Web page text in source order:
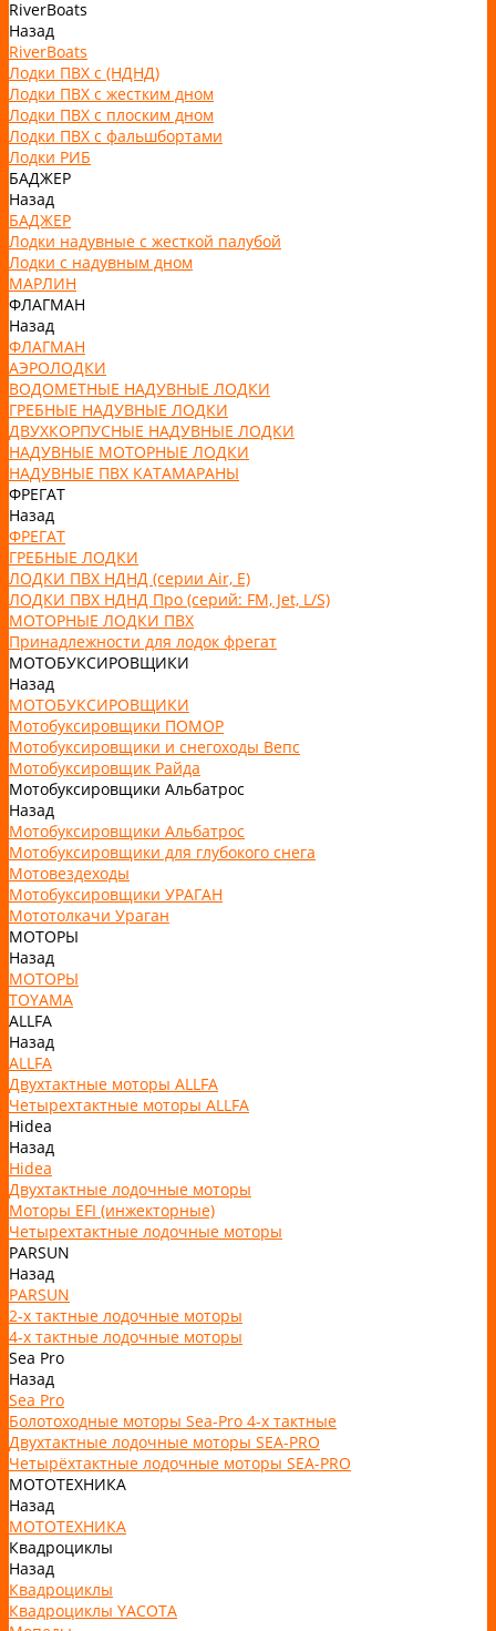
RiverBoats
Назад
RiverBoats
Лодки ПВХ с (НДНД)
Лодки ПВХ с жестким дном
Лодки ПВХ с плоским дном
Лодки ПВХ с фальшбортами
Лодки РИБ
БАДЖЕР
Назад
БАДЖЕР
Лодки надувные с жесткой палубой
Лодки с надувным дном
МАРЛИН
ФЛАГМАН
Назад
ФЛАГМАН
АЭРОЛОДКИ
ВОДОМЕТНЫЕ НАДУВНЫЕ ЛОДКИ
ГРЕБНЫЕ НАДУВНЫЕ ЛОДКИ
ДВУХКОРПУСНЫЕ НАДУВНЫЕ ЛОДКИ
НАДУВНЫЕ МОТОРНЫЕ ЛОДКИ
НАДУВНЫЕ ПВХ КАТАМАРАНЫ
ФРЕГАТ
Назад
ФРЕГАТ
ГРЕБНЫЕ ЛОДКИ
ЛОДКИ ПВХ НДНД (серии Air, Е)
ЛОДКИ ПВХ НДНД Про (серий: FM, Jet, L/S)
МОТОРНЫЕ ЛОДКИ ПВХ
Принадлежности для лодок фрегат
МОТОБУКСИРОВЩИКИ
Назад
МОТОБУКСИРОВЩИКИ
Мотобуксировщики ПОМОР
Мотобуксировщики и снегоходы Вепс
Мотобуксировщик Райда
Мотобуксировщики Альбатрос
Назад
Мотобуксировщики Альбатрос
Мотобуксировщики для глубокого снега
Мотовездеходы
Мотобуксировщики УРАГАН
Мототолкачи Ураган
МОТОРЫ
Назад
МОТОРЫ
TOYAMA
ALLFA
Назад
ALLFA
Двухтактные моторы ALLFA
Четырехтактные моторы ALLFA
Hidea
Назад
Hidea
Двухтактные лодочные моторы
Моторы EFI (инжекторные)
Четырехтактные лодочные моторы
PARSUN
Назад
PARSUN
2-х тактные лодочные моторы
4-х тактные лодочные моторы
Sea Pro
Назад
Sea Pro
Болотоходные моторы Sea-Pro 4-х тактные
Двухтактные лодочные моторы SEA-PRO
Четырёхтактные лодочные моторы SEA-PRO
МОТОТЕХНИКА
Назад
МОТОТЕХНИКА
Квадроциклы
Назад
Квадроциклы
Квадроциклы YACOTA